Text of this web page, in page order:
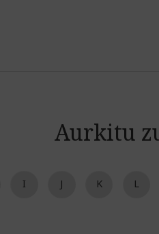
Aurkitu
I J K L